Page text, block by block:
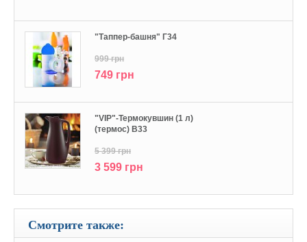
"Tаппер-башня" Г34
999 грн
749 грн
"VIP"-Термокувшин (1 л)
(термос) В33
5 399 грн
3 599 грн
Смотрите также: